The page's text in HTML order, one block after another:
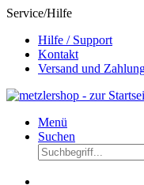
Service/Hilfe
Hilfe / Support
Kontakt
Versand und
Menü
Suchen